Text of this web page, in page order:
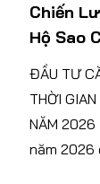
Chiến
Hộ Sao
ĐẦU TƯ
THỜI
NĂM
năm 2026